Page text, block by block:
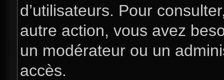
d’utilisateurs. Pour
autre action, vous avez
un modérateur ou un
accès.